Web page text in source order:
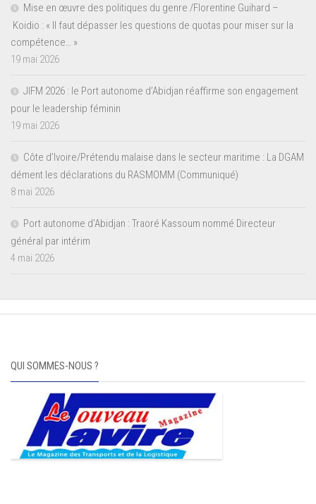
Mise en œuvre des politiques du genre /Florentine Guihard –
Koidio : « Il faut dépasser les questions de quotas pour miser sur la
compétence… »
19 mai 2026
JIFM 2026 : le Port autonome d’Abidjan réaffirme son engagement
pour le leadership féminin
19 mai 2026
Côte d’Ivoire/Prétendu malaise dans le secteur maritime : La DGAM
dément les déclarations du RASMOMM (Communiqué)
8 mai 2026
Port autonome d’Abidjan : Traoré Kassoum nommé Directeur
général par intérim
4 mai 2026
QUI SOMMES-NOUS ?